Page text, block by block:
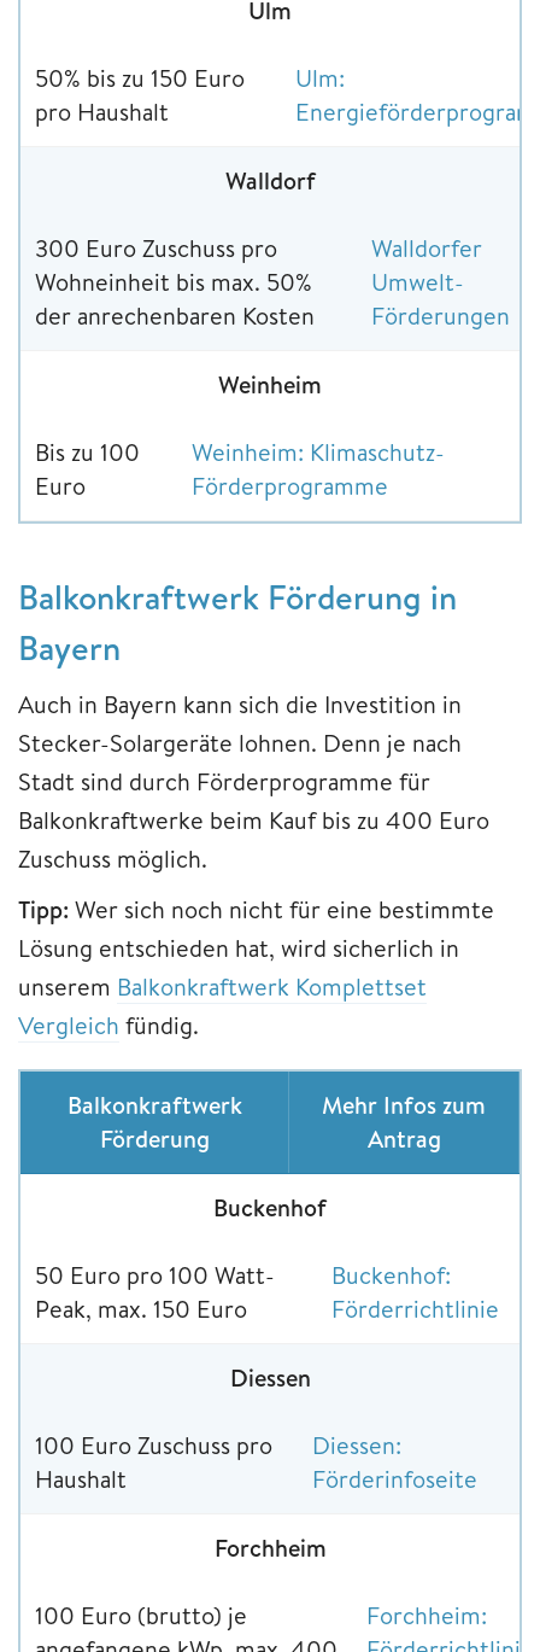
Ulm
50% bis zu 150 Euro
pro Haushalt
Ulm:
Walldorf
300 Euro Zuschuss pro
Wohneinheit bis max. 50%
der anrechenbaren Kosten
Walldorfer
Umwelt-
Förderungen
Weinheim
Bis zu 100
Euro
Weinheim: Klimaschutz-
Förderprogramme
Balkonkraftwerk Förderung in
Bayern
Auch in Bayern kann sich die Investition in
Stecker-Solargeräte lohnen. Denn je nach
Stadt sind durch Förderprogramme für
Balkonkraftwerke beim Kauf bis zu 400 Euro
Zuschuss möglich.
Tipp: Wer sich noch nicht für eine bestimmte
Lösung entschieden hat, wird sicherlich in
unserem Balkonkraftwerk Komplettset
Vergleich fündig.
Balkonkraftwerk
Förderung
Mehr Infos zum
Antrag
Buckenhof
50 Euro pro 100 Watt-
Peak, max. 150 Euro
Buckenhof:
Förderrichtlinie
Diessen
100 Euro Zuschuss pro
Haushalt
Diessen:
Förderinfoseite
Forchheim
100 Euro (brutto) je
Forchheim: